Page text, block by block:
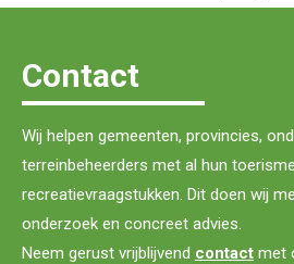
Contact
Wij helpen gemeenten, provincies,
terreinbeheerders met al hun
recreatievraagstukken. Dit doen wij
onderzoek en concreet advies.
Neem gerust vrijblijvend contact met